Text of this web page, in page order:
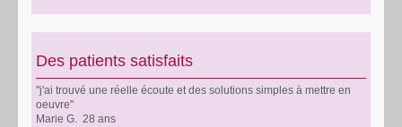
Des patients satisfaits
"j'ai trouvé une réelle écoute et des solutions simples à mettre en
oeuvre"
Marie G. 28 ans